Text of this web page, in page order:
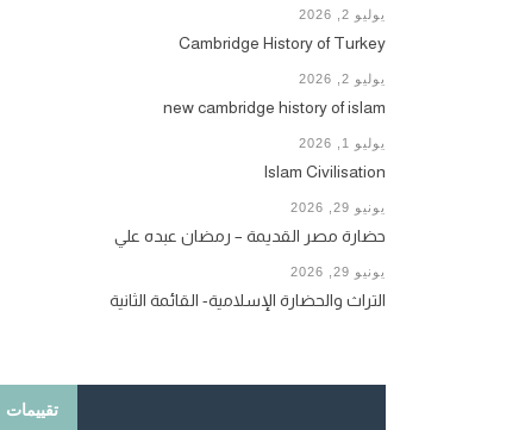
يوليو 2, 2026
Cambridge History of Turkey
يوليو 2, 2026
new cambridge history of islam
يوليو 1, 2026
Islam Civilisation
يونيو 29, 2026
حضارة مصر القديمة – رمضان عبده علي
يونيو 29, 2026
التراث والحضارة الإسلامية- القائمة الثانية
تقييمات